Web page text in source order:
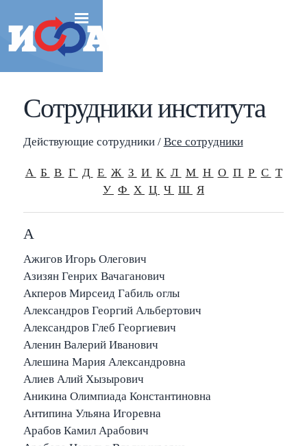
Сотрудники института
Действующие сотрудники / Все сотрудники
А Б В Г Д Е Ж З И К Л М Н О П Р С Т
У Ф Х Ц Ч Ш Я
А
Ажигов Игорь Олегович
Азизян Генрих Вачаганович
Акперов Мирсеид Габиль оглы
Александров Георгий Альбертович
Александров Глеб Георгиевич
Аленин Валерий Иванович
Алешина Мария Александровна
Алиев Алий Хызырович
Аникина Олимпиада Константиновна
Антипина Ульяна Игоревна
Арабов Камил Арабович